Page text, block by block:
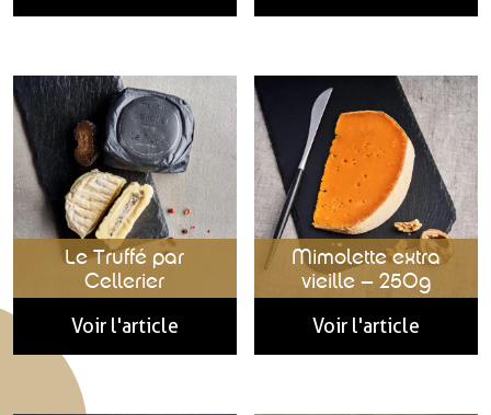
Le Truffé par
Cellerier
Voir l'article
Mimolette extra
vieille – 250g
Voir l'article